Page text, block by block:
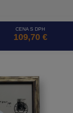
CENA S DPH
109,70 €